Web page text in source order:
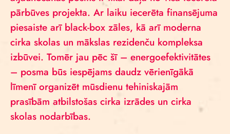
pārbūves projekta. Ar laiku iecerēta finansējuma
piesaiste arī black-box zāles, kā arī moderna
cirka skolas un mākslas rezidenču kompleksa
izbūvei. Tomēr jau pēc šī – energoefektivitātes
– posma būs iespējams daudz vērienīgākā
līmenī organizēt mūsdienu tehiniskajām
prasībām atbilstošas cirka izrādes un cirka
skolas nodarbības.